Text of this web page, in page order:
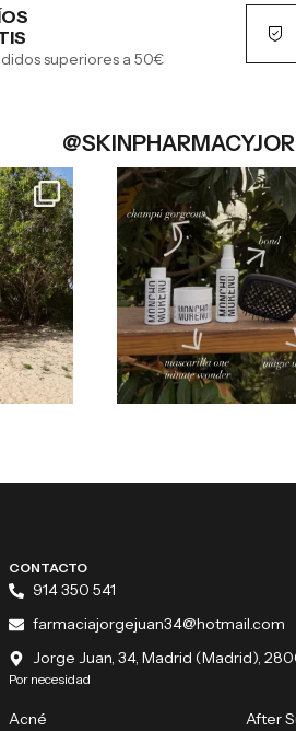
superiores a 50€
CONTACTO
914 350 541
farmaciajorgejuan34@hotmail.com
Jorge Juan, 34, Madrid (Madrid),
Por necesidad
Acné
After